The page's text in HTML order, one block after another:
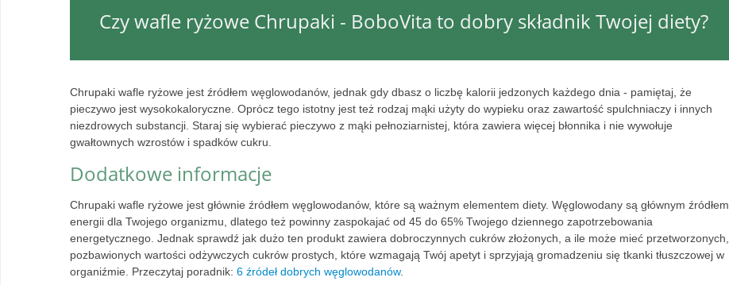
Czy wafle ryżowe Chrupaki - BoboVita to dobry składnik Twojej diety?
Chrupaki wafle ryżowe jest źródłem węglowodanów, jednak gdy dbasz o liczbę kalorii jedzonych każdego dnia - pamiętaj, że
pieczywo jest wysokokaloryczne. Oprócz tego istotny jest też rodzaj mąki użyty do wypieku oraz zawartość spulchniaczy i innych
niezdrowych substancji. Staraj się wybierać pieczywo z mąki pełnoziarnistej, która zawiera więcej błonnika i nie wywołuje
gwałtownych wzrostów i spadków cukru.
Dodatkowe informacje
Chrupaki wafle ryżowe jest głównie źródłem węglowodanów, które są ważnym elementem diety. Węglowodany są głównym źródłem
energii dla Twojego organizmu, dlatego też powinny zaspokajać od 45 do 65% Twojego dziennego zapotrzebowania
energetycznego. Jednak sprawdź jak dużo ten produkt zawiera dobroczynnych cukrów złożonych, a ile może mieć przetworzonych,
pozbawionych wartości odżywczych cukrów prostych, które wzmagają Twój apetyt i sprzyjają gromadzeniu się tkanki tłuszczowej w
organiźmie. Przeczytaj poradnik: 6 źródeł dobrych węglowodanów.